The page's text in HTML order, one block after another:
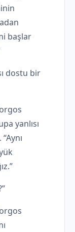
başlar
dostu bir
yanlısı